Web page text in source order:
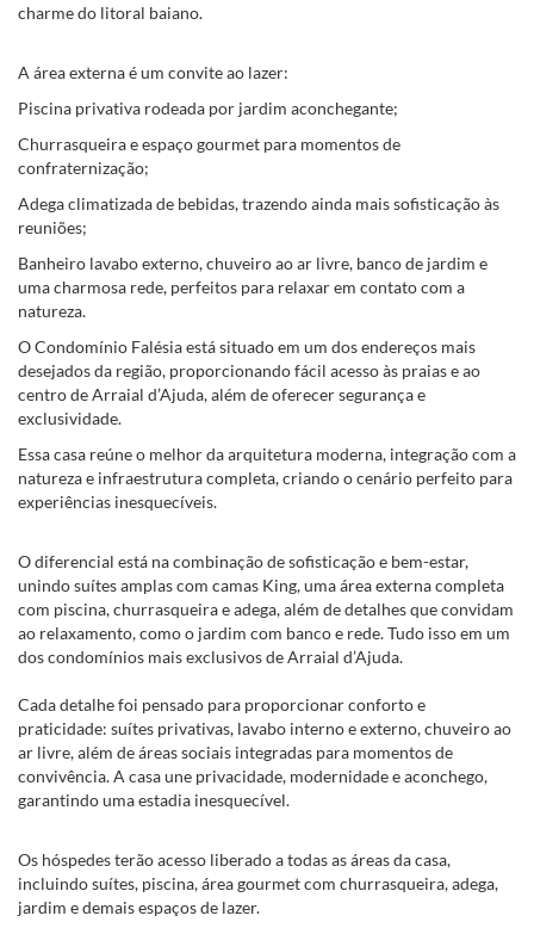
charme do litoral baiano.
A área externa é um convite ao lazer:
Piscina privativa rodeada por jardim aconchegante;
Churrasqueira e espaço gourmet para momentos de
confraternização;
Adega climatizada de bebidas, trazendo ainda mais sofisticação às
reuniões;
Banheiro lavabo externo, chuveiro ao ar livre, banco de jardim e
uma charmosa rede, perfeitos para relaxar em contato com a
natureza.
O Condomínio Falésia está situado em um dos endereços mais
desejados da região, proporcionando fácil acesso às praias e ao
centro de Arraial d’Ajuda, além de oferecer segurança e
exclusividade.
Essa casa reúne o melhor da arquitetura moderna, integração com a
natureza e infraestrutura completa, criando o cenário perfeito para
experiências inesquecíveis.
O diferencial está na combinação de sofisticação e bem-estar,
unindo suítes amplas com camas King, uma área externa completa
com piscina, churrasqueira e adega, além de detalhes que convidam
ao relaxamento, como o jardim com banco e rede. Tudo isso em um
dos condomínios mais exclusivos de Arraial d’Ajuda.
Cada detalhe foi pensado para proporcionar conforto e
praticidade: suítes privativas, lavabo interno e externo, chuveiro ao
ar livre, além de áreas sociais integradas para momentos de
convivência. A casa une privacidade, modernidade e aconchego,
garantindo uma estadia inesquecível.
Os hóspedes terão acesso liberado a todas as áreas da casa,
incluindo suítes, piscina, área gourmet com churrasqueira, adega,
jardim e demais espaços de lazer.